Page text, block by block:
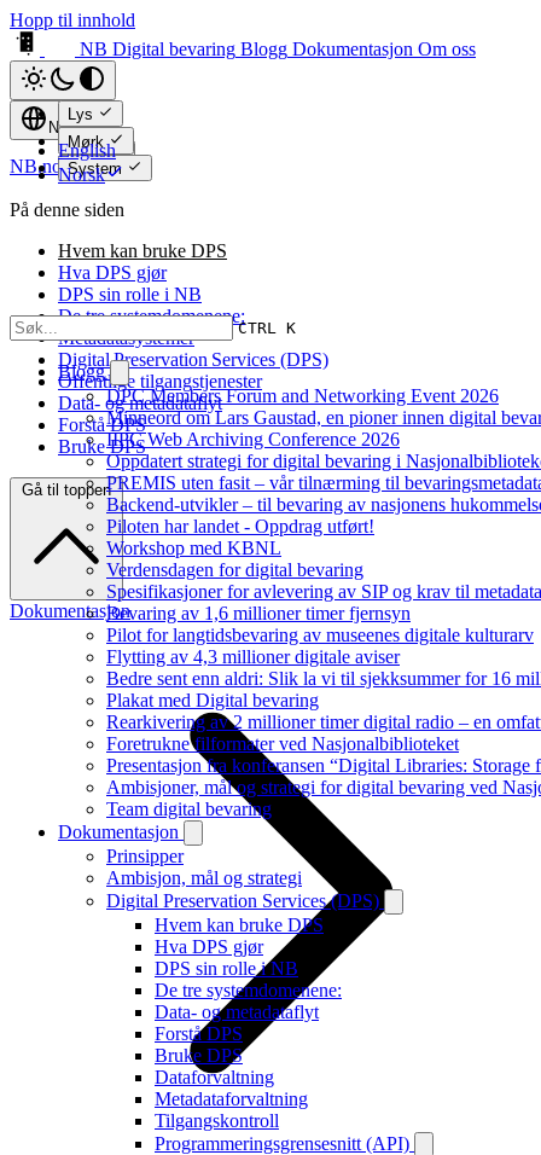
Hopp til innhold
NB Digital bevaring Blogg Dokumentasjon Om oss
Lys
Mørk
System
Norsk
English
Norsk
NB.no ↗
CTRL K
Blogg
DPC Members Forum and Networking Event 2026
Minneord om Lars Gaustad, en pioner innen digital
IIPC Web Archiving Conference 2026
Oppdatert strategi for digital bevaring i
PREMIS uten fasit – vår tilnærming til
Backend-utvikler – til bevaring av nasjonens
Piloten har landet - Oppdrag utført!
Workshop med KBNL
Verdensdagen for digital bevaring
Spesifikasjoner for avlevering av SIP og krav til metadata
Bevaring av 1,6 millioner timer fjernsyn
Pilot for langtidsbevaring av museenes digitale kulturarv
Flytting av 4,3 millioner digitale aviser
Bedre sent enn aldri: Slik la vi til sjekksummer for 16
Plakat med Digital bevaring
Rearkivering av 2 millioner timer digital radio – en
Foretrukne filformater ved Nasjonalbiblioteket
Presentasjon fra konferansen “Digital Libraries:
Ambisjoner, mål og strategi for digital bevaring ved
Team digital bevaring
Dokumentasjon
Prinsipper
Ambisjon, mål og strategi
Digital Preservation Services (DPS)
Hvem kan bruke DPS
Hva DPS gjør
DPS sin rolle i NB
De tre systemdomenene:
Data- og metadataflyt
Forstå DPS
Bruke DPS
Dataforvaltning
Metadataforvaltning
Tilgangskontroll
Programmeringsgrensesnitt (API)
På denne siden
Hvem kan bruke DPS
Hva DPS gjør
DPS sin rolle i NB
De tre systemdomenene:
Metadatasystemer
Digital Preservation Services (DPS)
Offentlige tilgangstjenester
Data- og metadataflyt
Forstå DPS
Bruke DPS
Gå til toppen
Dokumentasjon